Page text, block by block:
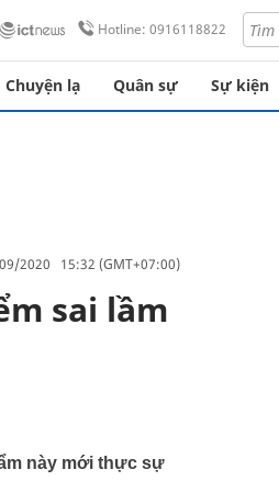
Hotline: 0916118822
Chuyện lạ Quân sự Sự kiện
2020 15:32 (GMT+07:00)
sai lầm
này mới thực sự